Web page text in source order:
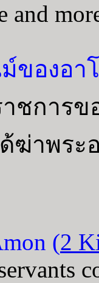
and
ของอา
าชการ
ฆ่าพระ
(2